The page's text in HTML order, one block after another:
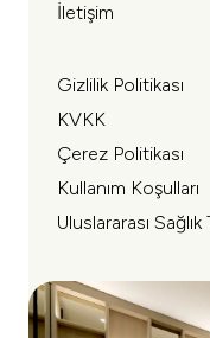
İletişim
Gizlilik Politikası
KVKK
Çerez Politikası
Kullanım Koşulları
Uluslararası